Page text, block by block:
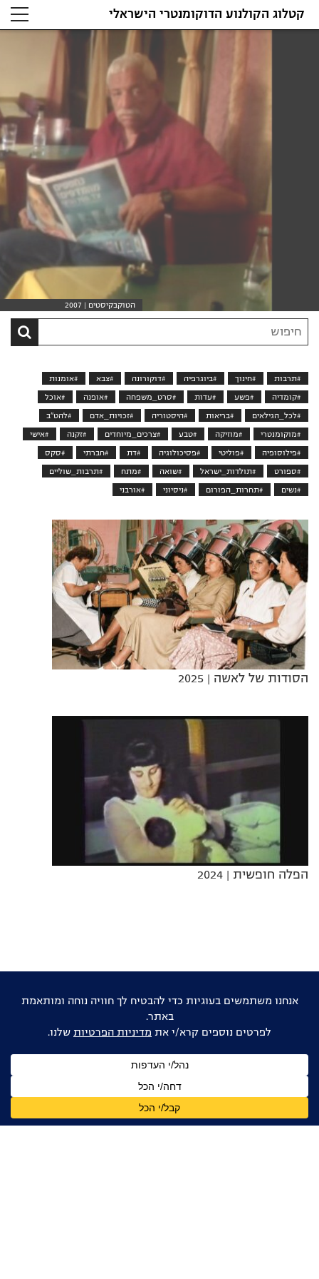
קטלוג הקולנוע הדוקומנטרי הישראלי
הטוקבקיסטים | 2007
חיפוש
סרט
#תרבות #חינוך #ביוגרפיה #דוקורונה #צבא #אומנות
#קומדיה #פשע #עדות #סרט_משפחה #אופנה #אוכל
#לכל_הגילאים #בריאות #היסטוריה #זכויות_אדם #להט"ב
#מוקומנטרי #מוזיקה #טבע #צרכים_מיוחדים #זקנה #אישי
#פילוסופיה #פוליטי #פסיכולוגיה #דת #חברתי #סקס
#ספורט #תולדות_ישראל #שואה #מתח #תרבות_שוליים
#נשים #תחרות_הפורום #ניסיוני #אורבני
הסודות של לאשה | 2025
הפלה חופשית | 2024
אוהבים דוקו ישראלי?
הישארו מעודכנים
שם
מלא
כתובת
דואר